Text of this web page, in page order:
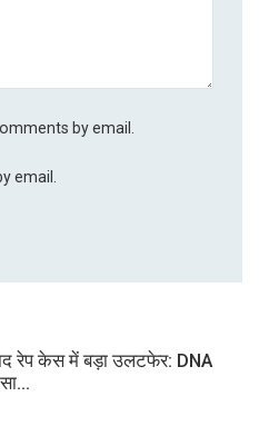
by email.
email.
रेप केस में बड़ा उलटफेर: DNA